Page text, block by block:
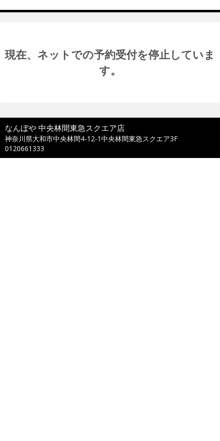
現在、ネットでの予約受付を停止していま
す。
なんぼや 中央林間東急スクエア店
神奈川県大和市中央林間4-12-1中央林間東急スクエア3F
0120661333